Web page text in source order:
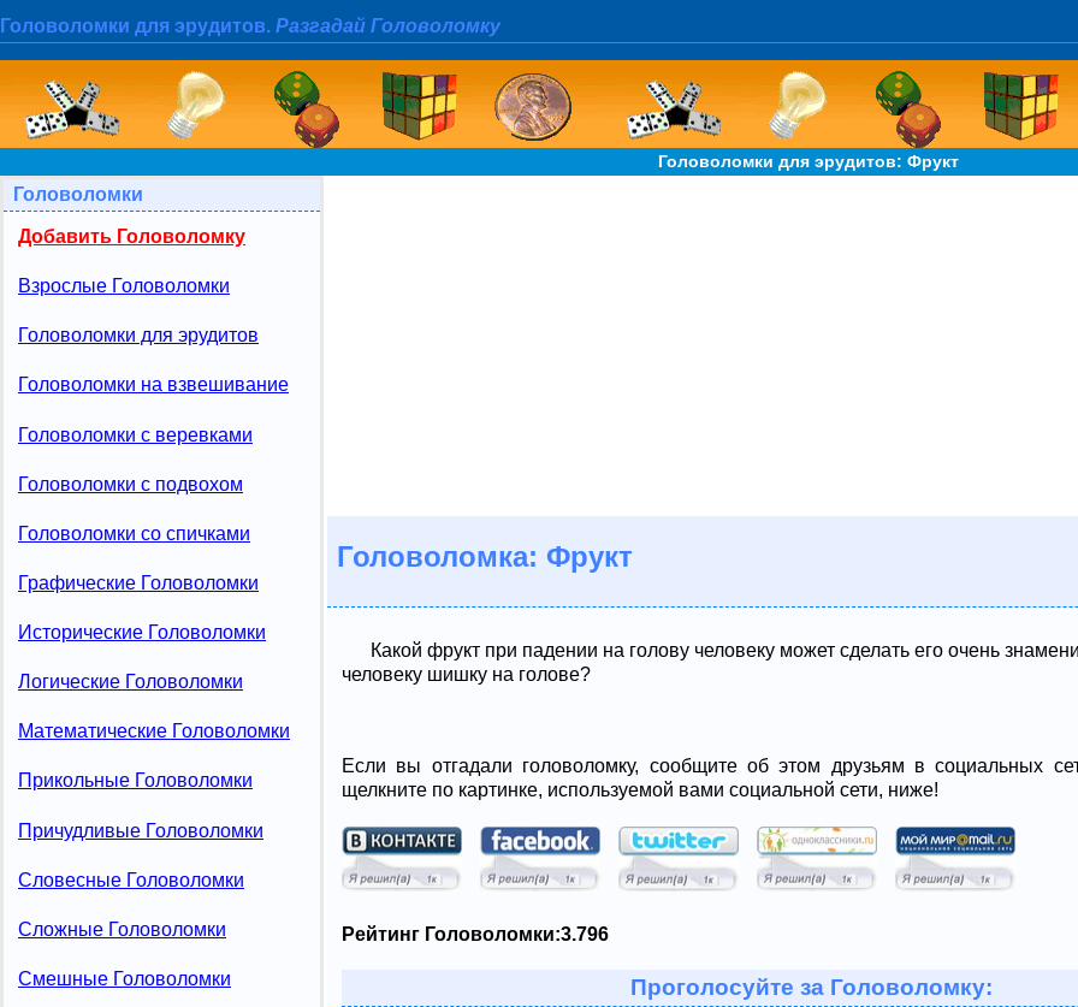
Головоломки для эрудитов. Разгадай Головоломку
Головоломки для эрудитов: Фрукт
Головоломки
Добавить Головоломку
Взрослые Головоломки
Головоломки для эрудитов
Головоломки на взвешивание
Головоломки с веревками
Головоломки с подвохом
Головоломки со спичками
Графические Головоломки
Исторические Головоломки
Логические Головоломки
Математические Головоломки
Прикольные Головоломки
Причудливые Головоломки
Словесные Головоломки
Сложные Головоломки
Смешные Головоломки
Головоломка: Фрукт
Какой фрукт при падении на голову человеку может сделать его очень
человеку шишку на голове?
Если вы отгадали головоломку, сообщите об этом друзьям в социальных
щелкните по картинке, используемой вами социальной сети, ниже!
Рейтинг Головоломки:3.796
Проголосуйте за Головоломку: